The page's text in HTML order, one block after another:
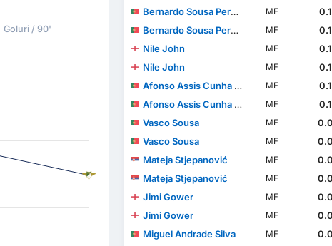
Goluri / 90'
Bernardo Sousa Pereira Brites Martins
MF
Bernardo Sousa Pereira Brites Martins
MF
Nile John
MF
Nile John
MF
Afonso Assis Cunha Almeida
MF
Afonso Assis Cunha Almeida
MF
Vasco Sousa
MF
Vasco Sousa
MF
Mateja Stjepanović
MF
Mateja Stjepanović
MF
Jimi Gower
MF
Jimi Gower
MF
Miguel Andrade Silva
MF